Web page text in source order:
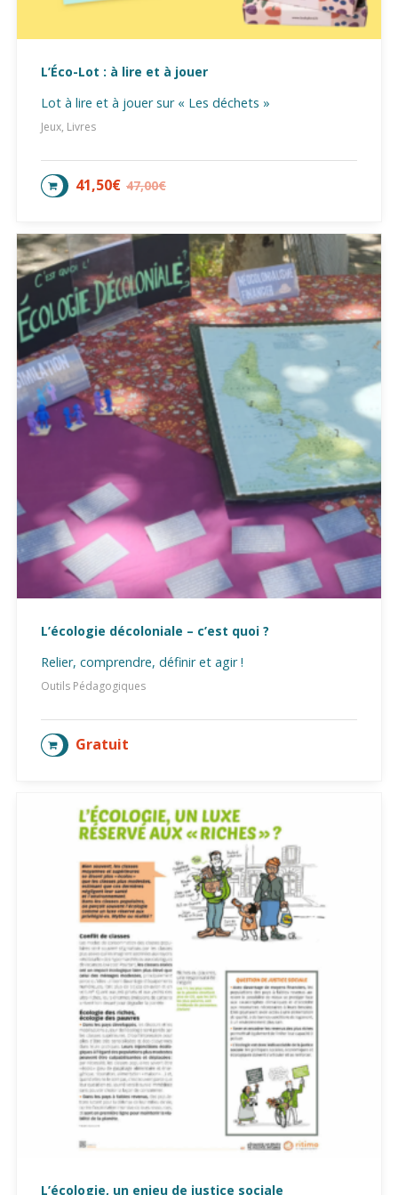
L’Éco-Lot : à lire et à jouer
Lot à lire et à jouer sur « Les déchets »
Jeux, Livres
47,00€
41,50€
AJOUTER AU PANIER
L’écologie décoloniale – c’est quoi ?
Relier, comprendre, définir et agir !
Outils Pédagogiques
Gratuit
AJOUTER AU PANIER
L’écologie, un enjeu de justice sociale